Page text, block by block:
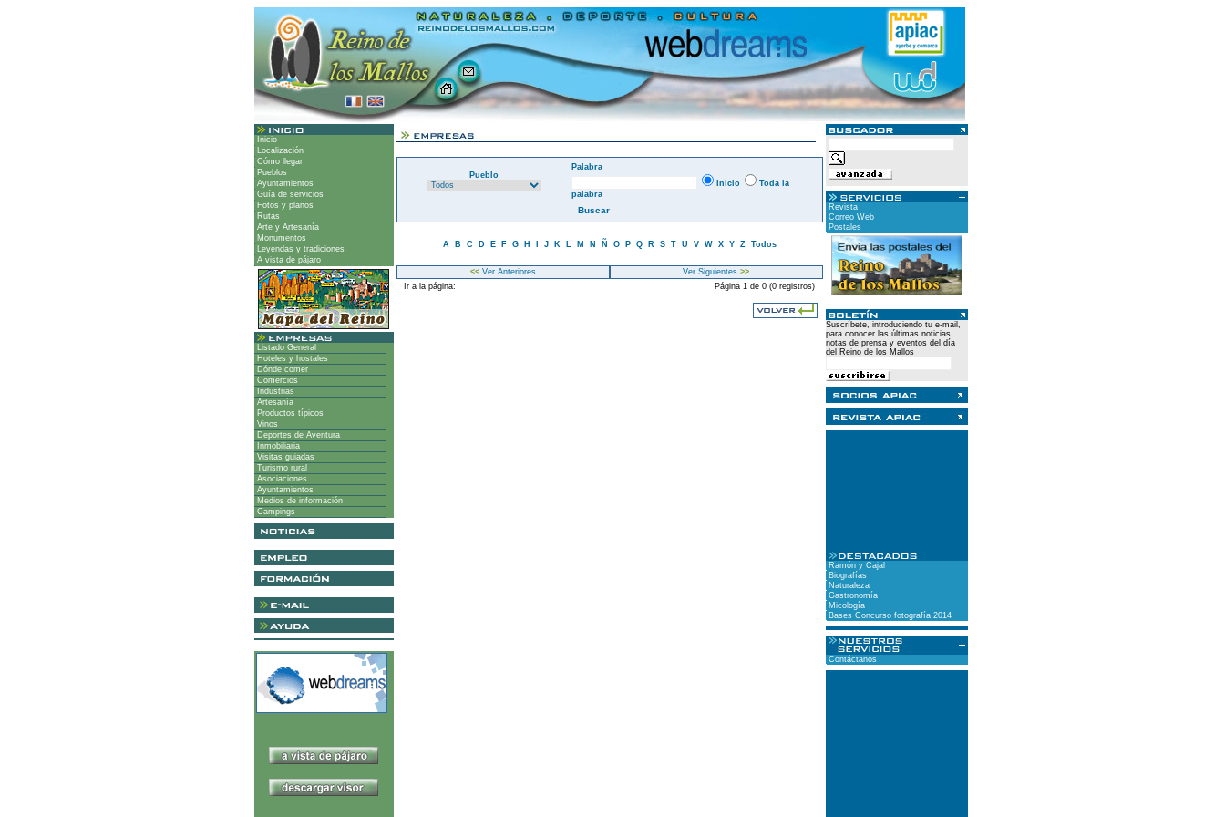
Inicio
Localización
Cómo llegar
Pueblos
Ayuntamientos
Guía de servicios
Fotos y planos
Rutas
Arte y Artesanía
Monumentos
Leyendas y tradiciones
A vista de pájaro
Listado General
Hoteles y hostales
Dónde comer
Comercios
Industrias
Artesanía
Productos típicos
Vinos
Deportes de Aventura
Inmobiliaria
Visitas guiadas
Turismo rural
Asociaciones
Ayuntamientos
Medios de información
Campings
Pueblo
Palabra
Inicio
Toda la
palabra
A B C D E F G H J K L M N Ñ O P Q R S T U V W X Y Z Todos
<<Ver Anteriores Ver Siguientes >>
Ir a la página:
Página 1 de 0 (0 registros)
Revista
Correo Web
Postales
Suscríbete, introduciendo tu e-mail,
para conocer las últimas noticias,
notas de prensa y eventos del día
del Reino de los Mallos
Ramón y Cajal
Biografías
Naturaleza
Gastronomía
Micología
Bases Concurso fotografía 2014
Contáctanos